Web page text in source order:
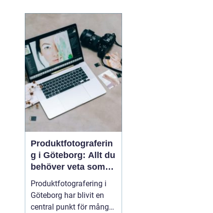
av glasemalj och bränns
i hög temperatur.
Resultatet blir en skylt
som tål väder, vind och
tidens tand, och som
samtid...
Produktfotograferin
g i Göteborg: Allt du
behöver veta som
företag
Produktfotografering i
Göteborg har blivit en
central punkt för många